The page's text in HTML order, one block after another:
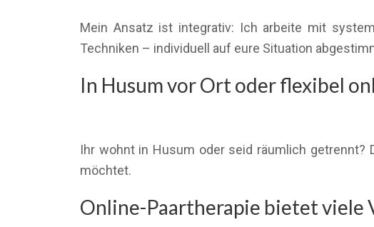
Mein Ansatz ist integrativ: Ich arbeite mit
Techniken – individuell auf eure Situation
In Husum vor Ort oder flexibel
Ihr wohnt in Husum oder seid räumlich getrennt?
möchtet.
Online-Paartherapie bietet viele